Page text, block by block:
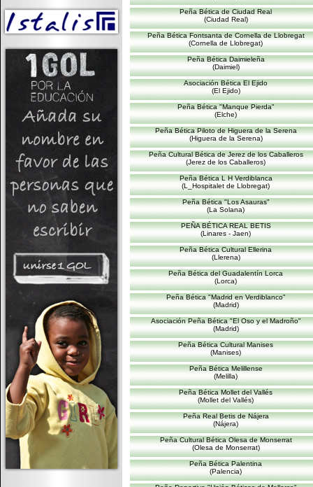
Peña Bética de Ciudad Real
(Ciudad Real)
Peña Bética Fontsanta de Cornella de Llobregat
(Cornella de Llobregat)
Peña Bética Daimieleña
(Daimiel)
Asociación Bética El Ejido
(El Ejido)
Peña Bética "Manque Pierda"
(Elche)
Peña Bética Piloto de Higuera de la Serena
(Higuera de la Serena)
Peña Cultural Bética de Jerez de los Caballeros
(Jerez de los Caballeros)
Peña Bética L H Verdiblanca
(L_Hospitalet de Llobregat)
Peña Bética "Los Asauras"
(La Solana)
PEÑA BÉTICA REAL BETIS
(Linares - Jaen)
Peña Bética Cultural Ellerina
(Llerena)
Peña Bética del Guadalentín Lorca
(Lorca)
Peña Bética "Madrid en Verdiblanco"
(Madrid)
Asociación Peña Bética "El Oso y el Madroño"
(Madrid)
Peña Bética Cultural Manises
(Manises)
Peña Bética Melillense
(Melilla)
Peña Bética Mollet del Vallés
(Mollet del Vallés)
Peña Real Betis de Nájera
(Nájera)
Peña Cultural Bética Olesa de Monserrat
(Olesa de Monserrat)
Peña Bética Palentina
(Palencia)